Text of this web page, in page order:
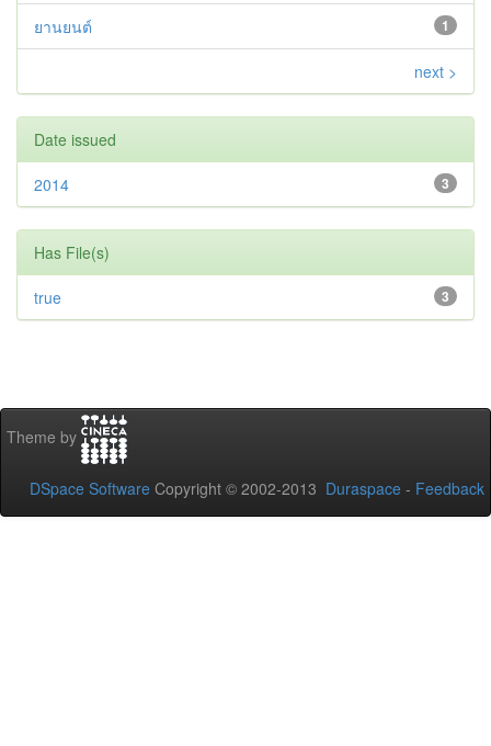
1
ยานยนต์
next >
Date issued
3
2014
Has File(s)
3
true
Theme by
DSpace Software Copyright © 2002-2013 Duraspace - Feedback